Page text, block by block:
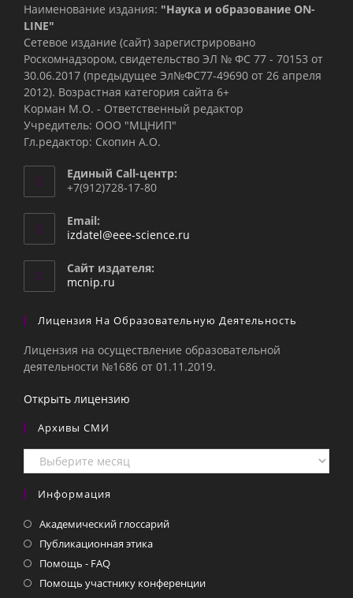
Наименование издания: "Наука и образование ON-
LINE"
Сетевое издание (сайт) зарегистрировано
Роскомнадзором, свидетельство ЭЛ № ФС 77 - 70153 от
30.06.2017 (предыдущее Эл№ФC77-49690 от 26 апреля
2012). Возрастная категория сайта 6+
Корман М.О. - Ответственный редактор
Учредитель: ООО "МЦНИП"
Гл.редактор: Скопин А.О.
Единый Call-центр:
+7(912)728-17-80
Email:
izdatel@eee-science.ru
Сайт издателя:
mcnip.ru
Лицензия На Образовательную Деятельность
Лицензия на осуществление образовательной
деятельности №1686 от 01.11.2019.
Открыть лицензию
Архивы СМИ
Архивы
СМИ
Информация
Академический глоссарий
Публикационная этика
Помощь - FAQ
Помощь участнику конференции